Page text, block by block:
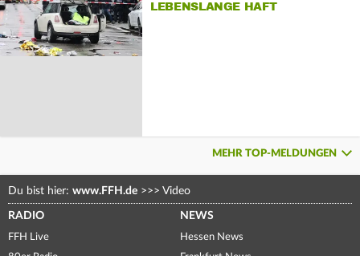
LEBENSLANGE HAFT
MEHR TOP-MELDUNGEN
Du bist hier: www.FFH.de >>> Video
RADIO
FFH Live
NEWS
Hessen News